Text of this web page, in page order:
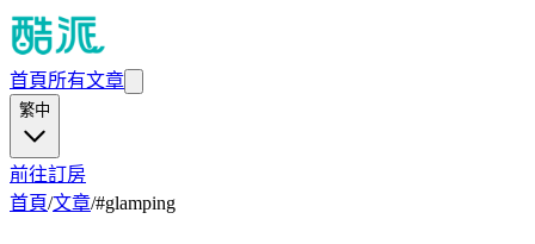
首頁所有文章
繁中
前往訂房
首頁/文章/#glamping